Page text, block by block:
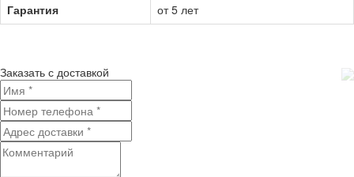
Гарантия
от 5 лет
Заказать с доставкой